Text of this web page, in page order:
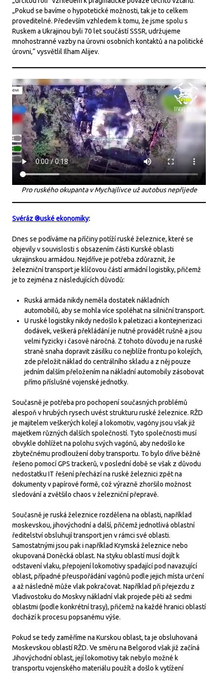
„Pokud se bavíme o hypotetické možnosti, tak je to celkem
proveditelné. Především vzhledem k tomu, že jsme spolu s
Ruskem a Ukrajinou byli 70 let součástí SSSR, udržujeme
mnohostranné vazby na úrovni osobních kontaktů a na politické
úrovni,“ vysvětlil Ilham Alijev.
Pro ruského okupanta v Mychajlivce už autobus nepřijede
Svéráz ®uské ekonomiky:
Dnes se podíváme na příčiny potíží ruské železnice, které se
objevily v souvislosti s obsazením části Kurské oblasti
ukrajinskou armádou. Nejdříve je potřeba zdůraznit, že
železniční transport je klíčovou částí armádní logistiky, přičemž
je to zejména z následujících důvodů:
Ruská armáda nikdy neměla dostatek nákladních
automobilů, aby se mohla více spoléhat na silniční transport.
U ruské logistiky nikdy nedošlo k paletizaci a kontejnerizaci
dodávek, veškerá překládání je nutné provádět rušně a jsou
velmi fyzicky i časově náročná. Z tohoto důvodu je na ruské
straně snaha dopravit zásilku co nejblíže frontu po kolejích,
zde přeložit náklad do centrálního skladu a z něj pouze
jedním dalším přeložením na nákladní automobily zásobovat
přímo příslušné vojenské jednotky.
Současně je potřeba pro pochopení současných problémů
alespoň v hrubých rysech uvést strukturu ruské železnice. RŽD
je majitelem veškerých kolejí a lokomotiv, vagóny jsou však již
majetkem různých dalších společností. Tyto společnosti musí
obvykle dohlížet na polohu svých vagónů, aby nedošlo ke
zbytečnému prodloužení doby transportu. To bylo dříve běžně
řešeno pomocí GPS trackerů, v poslední době se však z důvodu
nedostatku IT řešení přechází na ruské železnici zpět na
dokumenty v papírové formě, což výrazně zhoršilo možnost
sledování a zvětšilo chaos v železniční přepravě.
Současně je ruská železnice rozdělena na oblasti, například
moskevskou, jihovýchodní a další, přičemž jednotlivá oblastní
ředitelství obsluhují transport jen v rámci své oblasti.
Samostatnými jsou pak i například Krymská železnice nebo
okupovaná Doněcká oblast. Na styku oblastí musí dojít k
odstavení vlaku, přepojení lokomotivy spadající pod navazující
oblast, případné přeuspořádání vagónů podle jejich místa určení
a až následně může vlak pokračovat. Například při přejezdu z
Vladivostoku do Moskvy nákladní vlak projede pěti až sedmi
oblastmi (podle konkrétní trasy), přičemž na každé hranici oblastí
dochází k procesu popsanému výše.
Pokud se tedy zaměříme na Kurskou oblast, ta je obsluhovaná
Moskevskou oblastí RŽD. Ve směru na Belgorod však již začíná
Jihovýchodní oblast, její lokomotivy tak nebylo možné k
transportu vojenského materiálu použít a došlo k vytížení